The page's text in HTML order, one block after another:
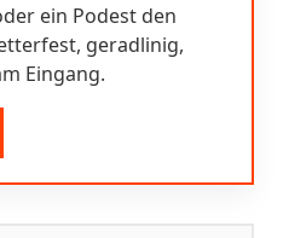
ein Podest den
geradlinig,
Eingang.